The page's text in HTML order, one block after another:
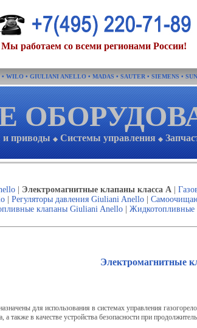
Мы работаем со всеми регионами России!
• WILO • GIULIANI ANELLO • MADAS • SAUTER • SIEMENS •
приводы ◆ Системы управления ◆
| Электромагнитные клапаны класса А|
| Регуляторы давления Giuliani Anello|
клапаны Giuliani Anello Жидкотопливные
Электромагнитные
для использования в системах управления
а также в качестве устройства безопасности при